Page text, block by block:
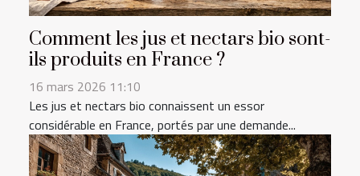
Comment les jus et nectars bio sont-
ils produits en France ?
16 mars 2026 11:10
Les jus et nectars bio connaissent un essor
considérable en France, portés par une demande...